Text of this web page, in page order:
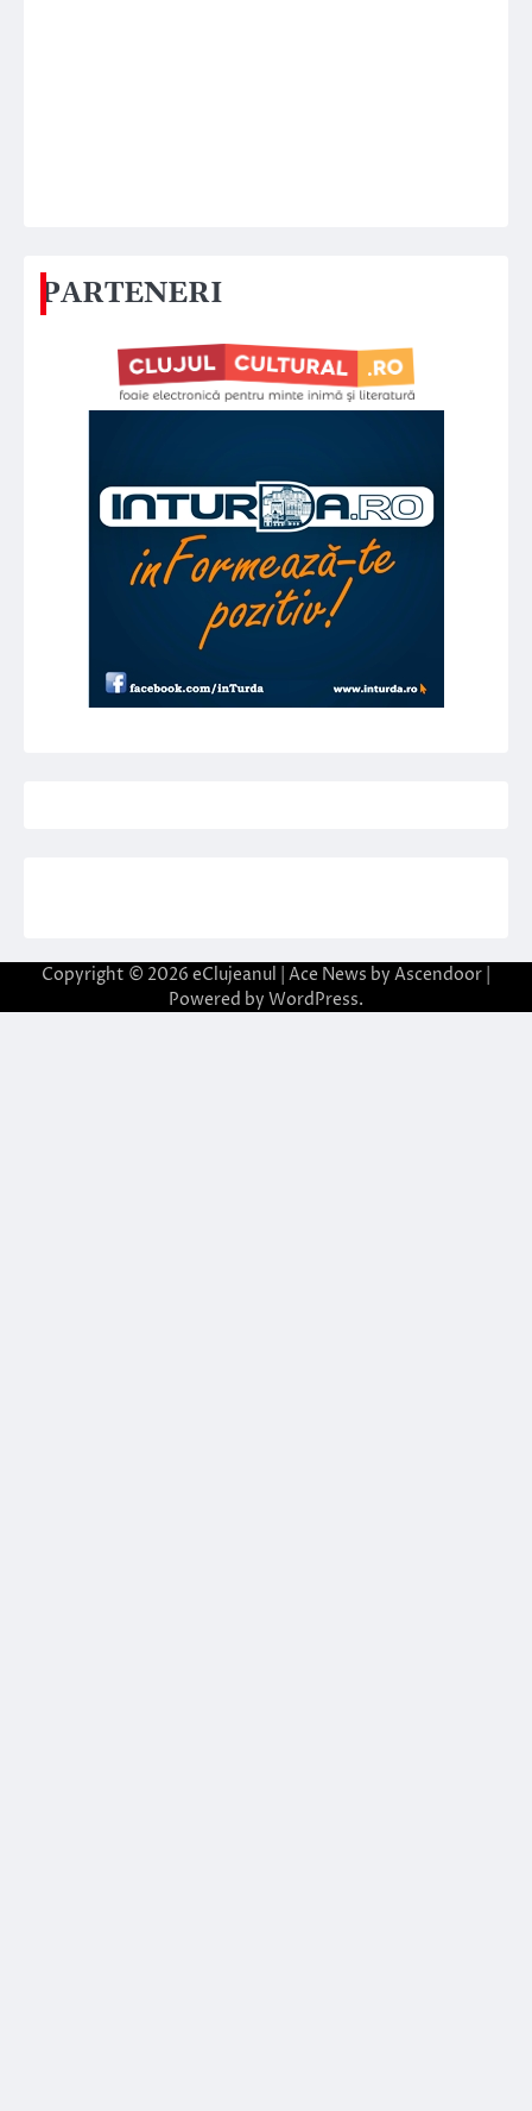
PARTENERI
Copyright © 2026 eClujeanul | Ace News by Ascendoor
Powered by WordPress.